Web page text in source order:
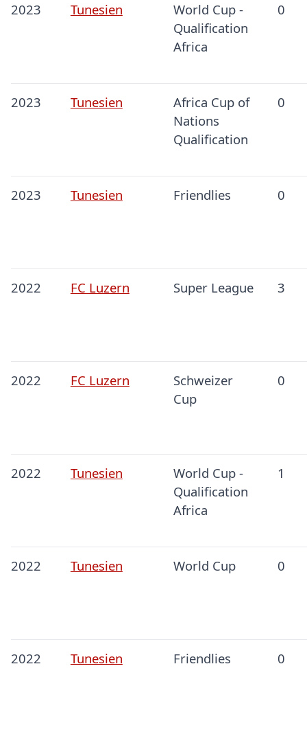
2023 Tunesien
World Cup -
Qualification
Africa
0
2023 Tunesien
Africa Cup of
Nations
Qualification
0
2023 Tunesien Friendlies 0
2022 FC Luzern Super League 3
2022 FC Luzern
Schweizer
Cup
0
2022 Tunesien
World Cup -
Qualification
Africa
1
2022 Tunesien World Cup 0
2022 Tunesien Friendlies 0